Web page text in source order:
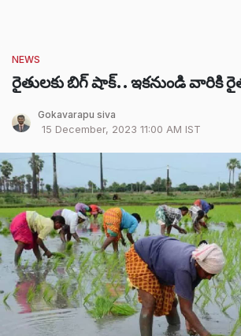
NEWS
రైతులకు బిగ్ షాక్.. ఇకనుండి వారికి
Gokavarapu siva
15 December, 2023 11:00 AM IST